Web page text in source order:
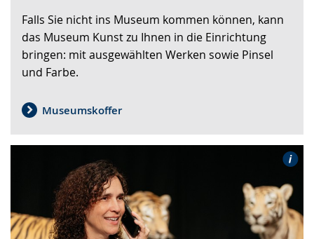
angezeigt.
Falls Sie nicht ins Museum kommen können, kann
das Museum Kunst zu Ihnen in die Einrichtung
bringen: mit ausgewählten Werken sowie Pinsel
und Farbe.
Museumskoffer